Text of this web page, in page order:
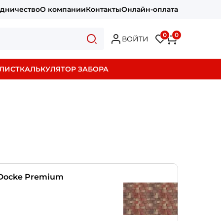
О компанииКонтактыОнлайн-оплата
ВОЙТИ 0 0
КАЛЬКУЛЯТОР ЗАБОРА
Premium